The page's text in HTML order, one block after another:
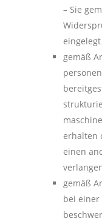
– Sie
gemäß
erhalten
einen
gemäß
bei einer